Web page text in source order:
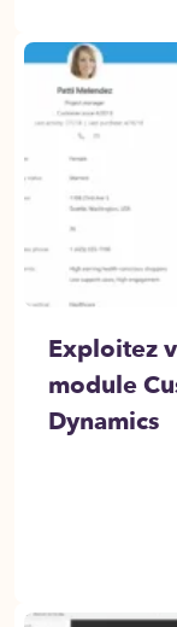
Exploitez
module
Dynamics